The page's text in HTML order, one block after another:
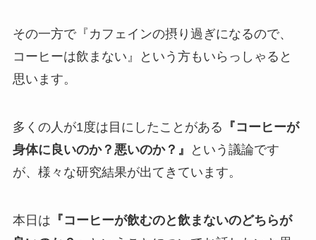
その一方で『カフェインの摂り過ぎになるので、
コーヒーは飲まない』という方もいらっしゃると
思います。
多くの人が1度は目にしたことがある 『コーヒーが
身体に良いのか？悪いのか？』
という議論です
が、様々な研究結果が出てきています。
本日は 『コーヒーが飲むのと飲まないのどちらが